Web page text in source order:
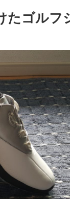
ゴルフ